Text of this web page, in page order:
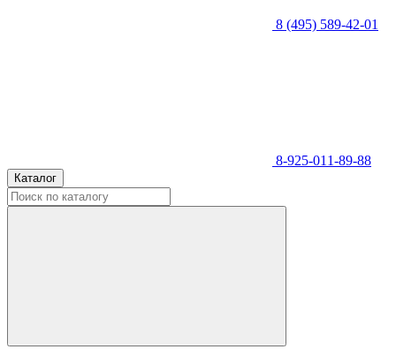
8 (495) 589-42-01
8-925-011-89-88
Каталог